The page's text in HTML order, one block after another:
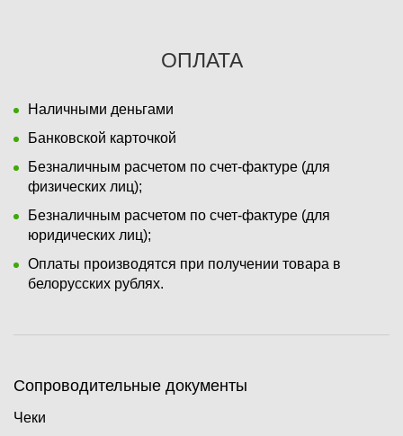
ОПЛАТА
Наличными деньгами
Банковской карточкой
Безналичным расчетом по счет-фактуре (для
физических лиц);
Безналичным расчетом по счет-фактуре (для
юридических лиц);
Оплаты производятся при получении товара в
белорусских рублях.
Сопроводительные документы
Чеки